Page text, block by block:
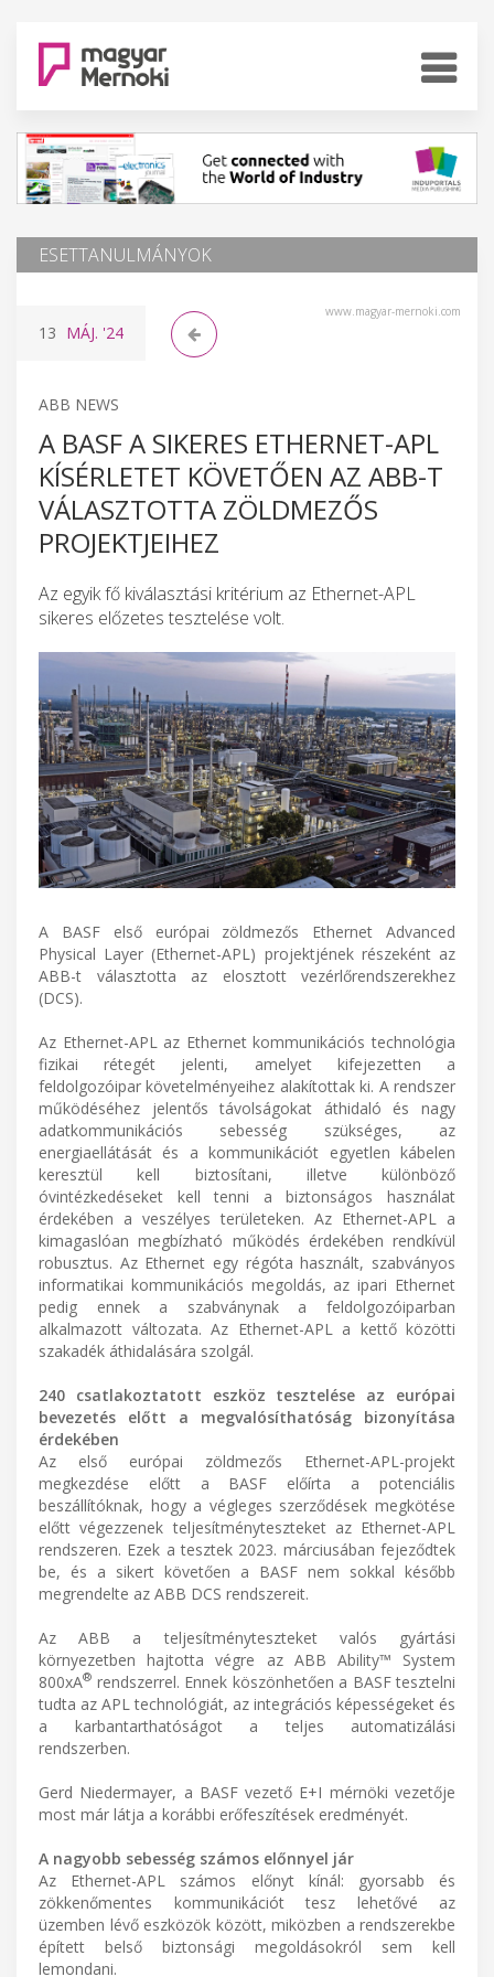
ESETTANULMÁNYOK
www.magyar-mernoki.com
13 MÁJ. '24
ABB NEWS
A BASF A SIKERES ETHERNET-APL
KÍSÉRLETET KÖVETŐEN AZ ABB-T
VÁLASZTOTTA ZÖLDMEZŐS
PROJEKTJEIHEZ
Az egyik fő kiválasztási kritérium az Ethernet-APL
sikeres előzetes tesztelése volt.
A BASF első európai zöldmezős Ethernet Advanced
Physical Layer (Ethernet-APL) projektjének részeként az
ABB-t választotta az elosztott vezérlőrendszerekhez
(DCS).
Az Ethernet-APL az Ethernet kommunikációs technológia
fizikai rétegét jelenti, amelyet kifejezetten a
feldolgozóipar követelményeihez alakítottak ki. A rendszer
működéséhez jelentős távolságokat áthidaló és nagy
adatkommunikációs sebesség szükséges, az
energiaellátását és a kommunikációt egyetlen kábelen
keresztül kell biztosítani, illetve különböző
óvintézkedéseket kell tenni a biztonságos használat
érdekében a veszélyes területeken. Az Ethernet-APL a
kimagaslóan megbízható működés érdekében rendkívül
robusztus. Az Ethernet egy régóta használt, szabványos
informatikai kommunikációs megoldás, az ipari Ethernet
pedig ennek a szabványnak a feldolgozóiparban
alkalmazott változata. Az Ethernet-APL a kettő közötti
szakadék áthidalására szolgál.
240 csatlakoztatott eszköz tesztelése az európai
bevezetés előtt a megvalósíthatóság bizonyítása
érdekében
Az első európai zöldmezős Ethernet-APL-projekt
megkezdése előtt a BASF előírta a potenciális
beszállítóknak, hogy a végleges szerződések megkötése
előtt végezzenek teljesítményteszteket az Ethernet-APL
rendszeren. Ezek a tesztek 2023. márciusában fejeződtek
be, és a sikert követően a BASF nem sokkal később
megrendelte az ABB DCS rendszereit.
Az ABB a teljesítményteszteket valós gyártási
környezetben hajtotta végre az ABB Ability™ System
800xA® rendszerrel. Ennek köszönhetően a BASF tesztelni
tudta az APL technológiát, az integrációs képességeket és
a karbantarthatóságot a teljes automatizálási
rendszerben.
Gerd Niedermayer, a BASF vezető E+I mérnöki vezetője
most már látja a korábbi erőfeszítések eredményét.
A nagyobb sebesség számos előnnyel jár
Az Ethernet-APL számos előnyt kínál: gyorsabb és
zökkenőmentes kommunikációt tesz lehetővé az
üzemben lévő eszközök között, miközben a rendszerekbe
épített belső biztonsági megoldásokról sem kell
lemondani.